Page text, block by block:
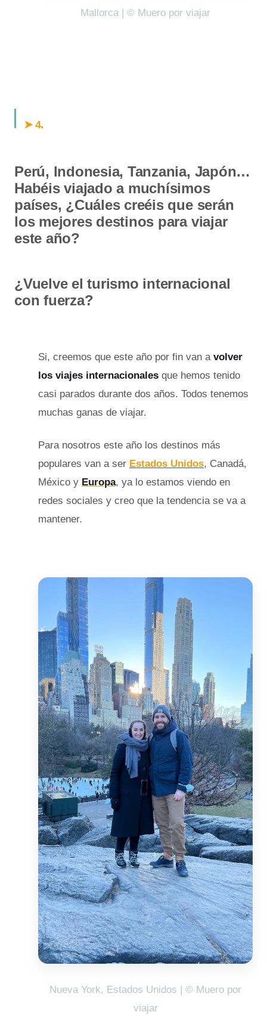
Mallorca | © Muero por viajar
➤ 4.
Perú, Indonesia, Tanzania, Japón…
Habéis viajado a muchísimos
países, ¿Cuáles creéis que serán
los mejores destinos para viajar
este año?
¿Vuelve el turismo internacional
con fuerza?
Si, creemos que este año por fin van a volver
los viajes internacionales que hemos tenido
casi parados durante dos años. Todos tenemos
muchas ganas de viajar.
Para nosotros este año los destinos más
populares van a ser Estados Unidos, Canadá,
México y Europa, ya lo estamos viendo en
redes sociales y creo que la tendencia se va a
mantener.
Nueva York, Estados Unidos | © Muero por
viajar